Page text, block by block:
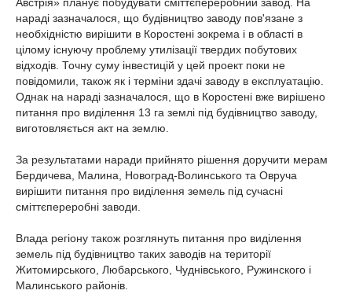
нараді зазначалося, що будівництво заводу пов'язане з
необхідністю вирішити в Коростені зокрема і в області в
цілому існуючу проблему утилізації твердих побутових
відходів. Точну суму інвестицій у цей проект поки не
повідомили, також як і терміни здачі заводу в експлуатацію.
Однак на нараді зазначалося, що в Коростені вже вирішено
питання про виділення 13 га землі під будівництво заводу,
виготовляється акт на землю.
За результатами наради прийнято рішення доручити мерам
Бердичева, Малина, Новоград-Волинського та Овруча
вирішити питання про виділення земель під сучасні
сміттєпереробні заводи.
Влада регіону також розглянуть питання про виділення
земель під будівництво таких заводів на території
Житомирського, Любарського, Чуднівського, Ружинского і
Малинського районів.